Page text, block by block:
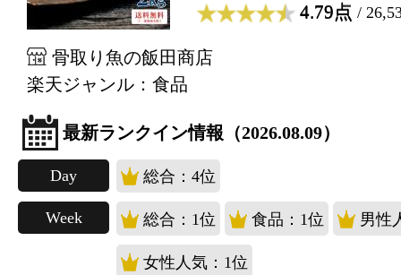
4.79点 /
骨取り魚の飯田商店
楽天ジャンル：食品
最新ランクイン情報（2026.08.09）
Day 総合：4位
Week 総合：1位 食品：1位 男性
女性人気：1位